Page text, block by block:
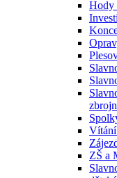
Hody
Vítání
ZŠ a